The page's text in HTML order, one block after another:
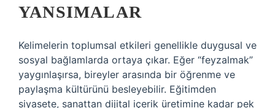
YANSIMALAR
Kelimelerin toplumsal etkileri genellikle duygusal ve
sosyal bağlamlarda ortaya çıkar. Eğer “feyzalmak”
yaygınlaşırsa, bireyler arasında bir öğrenme ve
paylaşma kültürünü besleyebilir. Eğitimden
siyasete, sanattan dijital içerik üretimine kadar pek